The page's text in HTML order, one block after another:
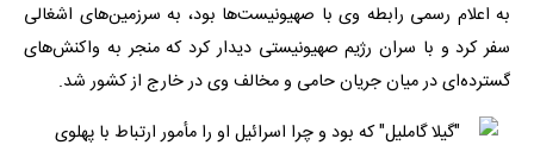
به اعلام رسمی رابطه وی با صهیونیست‌ها بود، به سرزمین‌های اشغالی
سفر کرد و با سران رژیم صهیونیستی دیدار کرد که منجر به واکنش‌های
گسترده‌ای در میان جریان حامی و مخالف وی در خارج از کشور شد.